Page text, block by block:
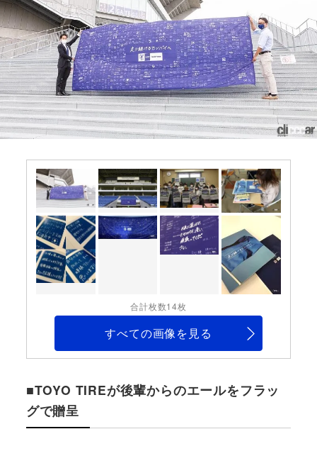
合計枚数14枚
すべての画像を見る
■TOYO TIREが後輩からのエールをフラッ
グで贈呈